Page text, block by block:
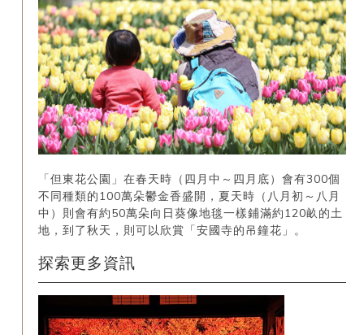
「但東花公園」在春天時（四月中～四月底）會有300個
不同種類的100萬朵鬱金香盛開，夏天時（八月初～八月
中）則會有約50萬朵向日葵像地毯一樣鋪滿約120畝的土
地，到了秋天，則可以欣賞「安國寺的吊鐘花」。
探索更多資訊